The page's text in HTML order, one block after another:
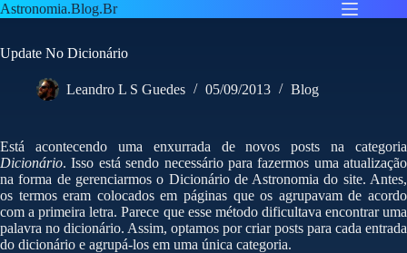
Pular
para
conteúdo
Astronomia.Blog.Br
Update No Dicionário
Leandro L S Guedes 05/09/2013 Blog
Está acontecendo uma enxurrada de novos posts na categoria
Dicionário. Isso está sendo necessário para fazermos uma atualização
na forma de gerenciarmos o Dicionário de Astronomia do site. Antes,
os termos eram colocados em páginas que os agrupavam de acordo
com a primeira letra. Parece que esse método dificultava encontrar uma
palavra no dicionário. Assim, optamos por criar posts para cada entrada
do dicionário e agrupá-los em uma única categoria.